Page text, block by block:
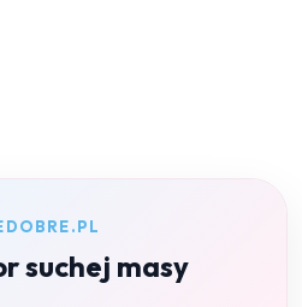
suchej masy